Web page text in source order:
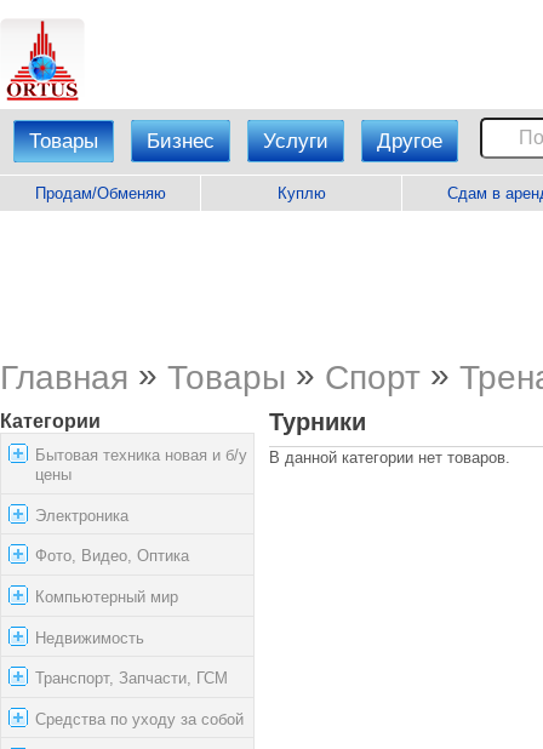
Товары Бизнес Услуги Другое
Продам/Обменяю Куплю Сдам в
Главная » Товары » Спорт »
Категории
Бытовая техника новая и б/у
цены
Электроника
Фото, Видео, Оптика
Компьютерный мир
Недвижимость
Транспорт, Запчасти, ГСМ
Средства по уходу за собой
Турники
В данной категории нет товаров.